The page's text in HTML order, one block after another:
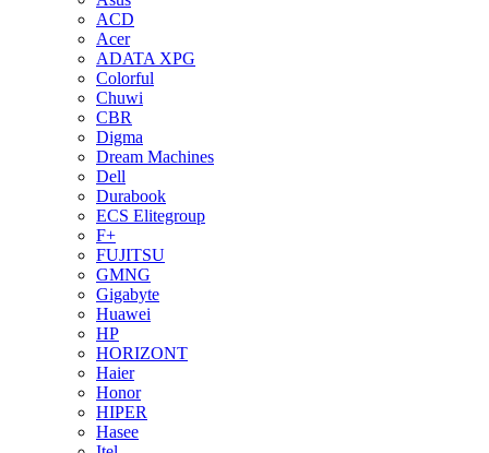
ACD
Acer
ADATA XPG
Colorful
Chuwi
CBR
Digma
Dream Machines
Dell
Durabook
ECS Elitegroup
F+
FUJITSU
GMNG
Gigabyte
Huawei
HP
HORIZONT
Haier
Honor
HIPER
Hasee